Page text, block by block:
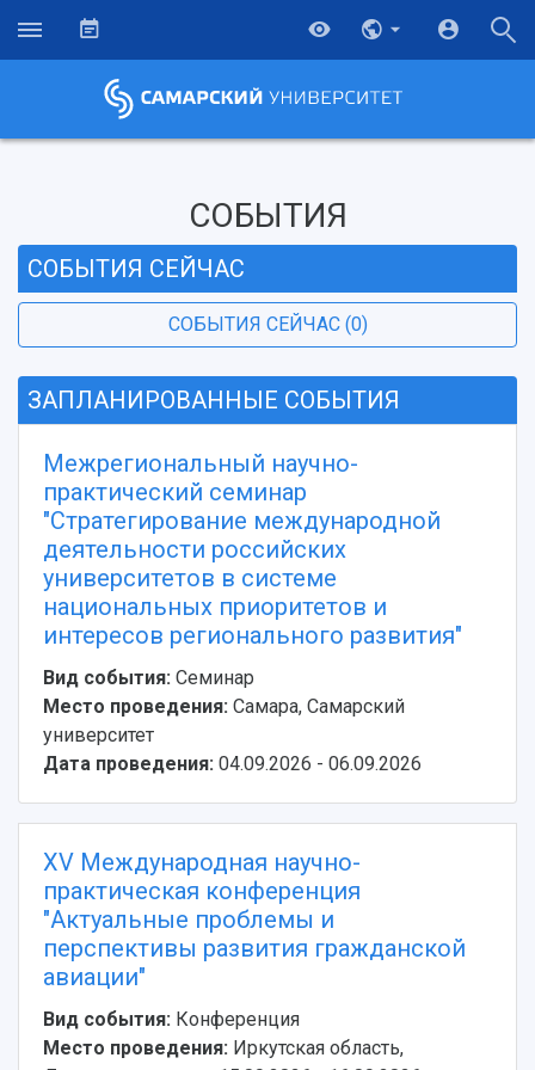
НАЗАД
Об университете
Ключевые факты
Рейтинги
Руководство
Наблюдательный совет
Ученый совет
Ректорат
Новости
Бортжурнал
Объявления
События
СМИ об университете
Пресс-центр
Газета "Полет"
Образование
Абитуриенту
Бакалавриат и специалитет
Магистратура
Аспирантура
Формы обучения
Дополнительное образование
Научно-исследовательская деятельность
Научные школы и ведущие научные коллективы
Диссертационные советы
Подготовка научных кадров
Конкурс на замещение должностей научных
работников
Научные проекты и темы
СОБЫТИЯ
СОБЫТИЯ СЕЙЧАС
СОБЫТИЯ СЕЙЧАС (0)
ЗАПЛАНИРОВАННЫЕ СОБЫТИЯ
Межрегиональный научно-
практический семинар
"Стратегирование международной
деятельности российских
университетов в системе
национальных приоритетов и
интересов регионального развития"
Вид события: Семинар
Место проведения: Самара, Самарский
университет
Дата проведения: 04.09.2026 - 06.09.2026
XV Международная научно-
практическая конференция
"Актуальные проблемы и
перспективы развития гражданской
авиации"
Вид события: Конференция
Место проведения: Иркутская область, ⠀